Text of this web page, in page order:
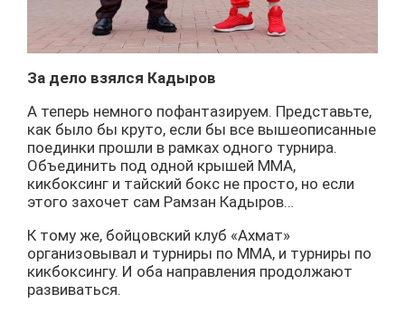
За дело взялся Кадыров
А теперь немного пофантазируем. Представьте,
как было бы круто, если бы все вышеописанные
поединки прошли в рамках одного турнира.
Объединить под одной крышей ММА,
кикбоксинг и тайский бокс не просто, но если
этого захочет сам Рамзан Кадыров…
К тому же, бойцовский клуб «Ахмат»
организовывал и турниры по ММА, и турниры по
кикбоксингу. И оба направления продолжают
развиваться.